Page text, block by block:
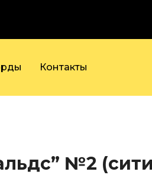
Контакты
№2